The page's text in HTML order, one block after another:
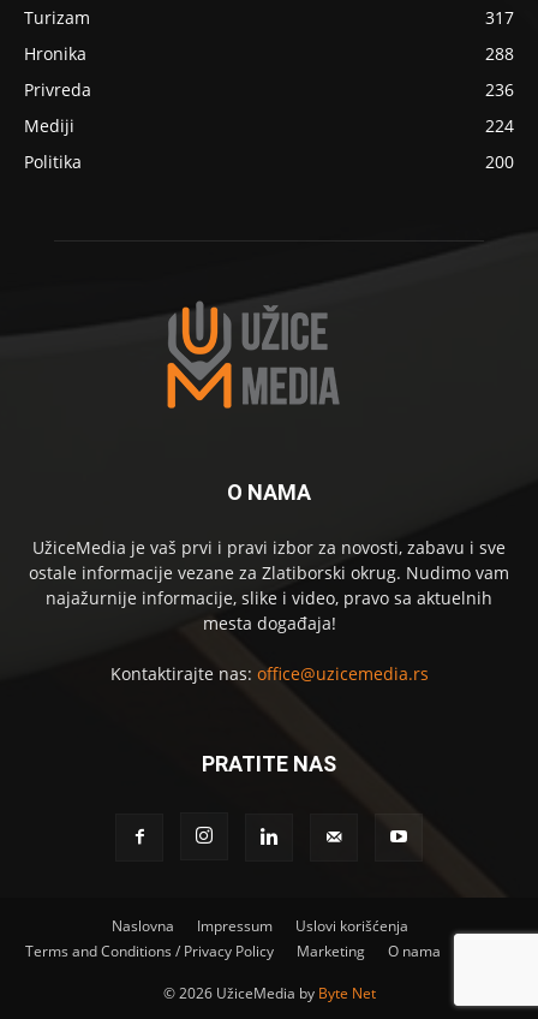
Turizam
317
Hronika
288
Privreda
236
Mediji
224
Politika
200
O NAMA
UžiceMedia je vaš prvi i pravi izbor za novosti, zabavu i sve
ostale informacije vezane za Zlatiborski okrug. Nudimo vam
najažurnije informacije, slike i video, pravo sa aktuelnih
mesta događaja!
Kontaktirajte nas: office@uzicemedia.rs
PRATITE NAS
Naslovna Impressum
Uslovi korišćenja
Terms and Conditions / Privacy Policy
Marketing O nama
©2026 UžiceMedia by Byte Net